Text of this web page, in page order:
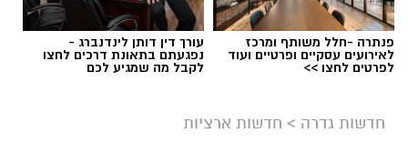
במסגרת התפקיד יידרש המועמד להוביל את תחום
פנתרה -חלל משותף ומרכז
לאירועים עסקיים ופרטיים ועוד
לפרטים לחצו >>
עורך דין דותן לינדנברג -
נפגעתם בתאונת דרכים לחצו
לקבל מה שמגיע לכם
חדשות גדרה > חדשות ארציות